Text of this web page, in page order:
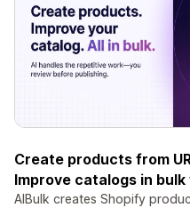
Create products from
Improve catalogs in
AIBulk creates Shopify